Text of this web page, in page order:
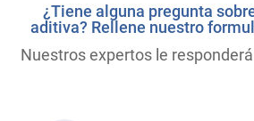
¿Tiene alguna pregunta
aditiva? Rellene nuestro
Nuestros expertos le